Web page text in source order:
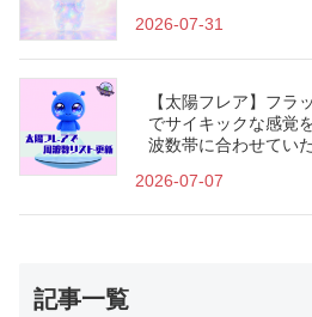
2026-07-31
【太陽フレア】フ
でサイキックな感覚
波数帯に合わせていた
2026-07-07
記事一覧